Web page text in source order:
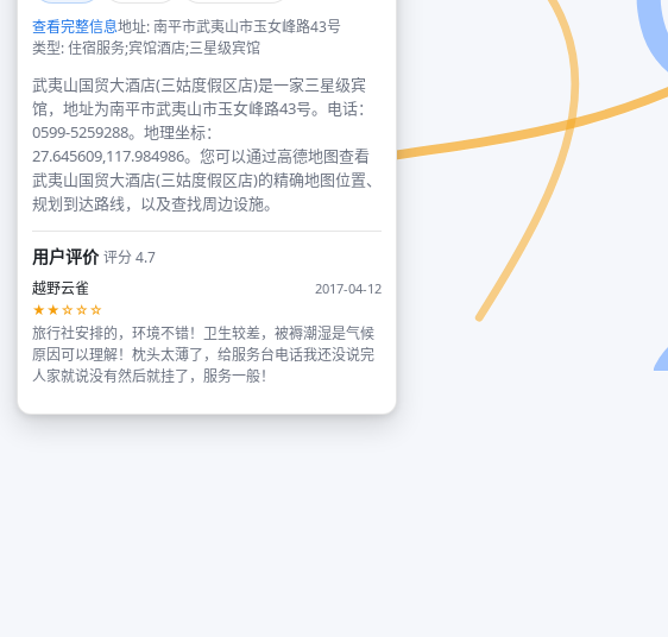
查看完整信息地址: 南平市武夷山市玉女峰路43号
类型: 住宿服务;宾馆酒店;三星级宾馆
武夷山国贸大酒店(三姑度假区店)是一家三星级宾
馆，地址为南平市武夷山市玉女峰路43号。电话：
0599-5259288。地理坐标：
27.645609,117.984986。您可以通过高德地图查看
武夷山国贸大酒店(三姑度假区店)的精确地图位置、
规划到达路线，以及查找周边设施。
用户评价评分 4.7
越野云雀
2017-04-12
★★☆☆☆
旅行社安排的，环境不错！卫生较差，被褥潮湿是气候
原因可以理解！枕头太薄了，给服务台电话我还没说完
人家就说没有然后就挂了，服务一般！